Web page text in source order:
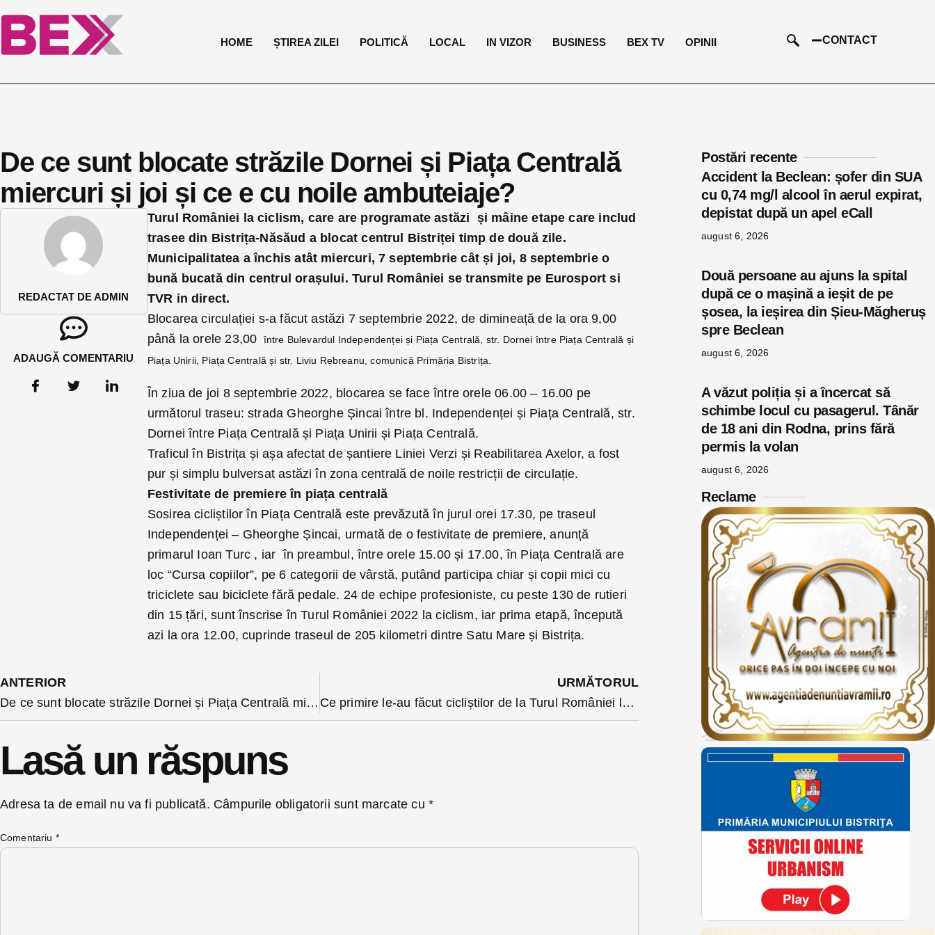
HOME ȘTIREA ZILEI POLITICĂ LOCAL IN VIZOR BUSINESS BEX TV OPINII CONTACT
De ce sunt blocate străzile Dornei și Piața Centrală
miercuri și joi și ce e cu noile ambuteiaje?
REDACTAT DE ADMIN
ADAUGĂ COMENTARIU
Turul României la ciclism, care are programate astăzi și mâine etape care includ
trasee din Bistrița-Năsăud a blocat centrul Bistriței timp de două zile.
Municipalitatea a închis atât miercuri, 7 septembrie cât și joi, 8 septembrie o
bună bucată din centrul orașului. Turul României se transmite pe Eurosport si
TVR in direct.
Blocarea circulației s-a făcut astăzi 7 septembrie 2022, de dimineață de la ora 9,00
până la orele 23,00
între Bulevardul Independenței și Piața Centrală, str. Dornei între Piața Centrală și
Piața Unirii, Piața Centrală și str. Liviu Rebreanu, comunică Primăria Bistrița.
În ziua de joi 8 septembrie 2022, blocarea se face între orele 06.00 – 16.00 pe
următorul traseu: strada Gheorghe Șincai între bl. Independenței și Piața Centrală, str.
Dornei între Piața Centrală și Piața Unirii și Piața Centrală.
Traficul în Bistrița și așa afectat de șantiere Liniei Verzi și Reabilitarea Axelor, a fost
pur și simplu bulversat astăzi în zona centrală de noile restricții de circulație.
Festivitate de premiere în piața centrală
Sosirea cicliștilor în Piața Centrală este prevăzută în jurul orei 17.30, pe traseul
Independenței – Gheorghe Șincai, urmată de o festivitate de premiere, anunță
primarul Ioan Turc , iar în preambul, între orele 15.00 și 17.00, în Piața Centrală are
loc “Cursa copiilor”, pe 6 categorii de vârstă, putând participa chiar și copii mici cu
triciclete sau biciclete fără pedale. 24 de echipe profesioniste, cu peste 130 de rutieri
din 15 țări, sunt înscrise în Turul României 2022 la ciclism, iar prima etapă, începută
azi la ora 12.00, cuprinde traseul de 205 kilometri dintre Satu Mare și Bistrița.
ANTERIOR
De ce sunt blocate străzile Dornei și Piața Centrală miercuri și joi și ce e cu noile ambuteiaje?
URMĂTORUL
Ce primire le-au făcut cicliștilor de la Turul României locuitorii din Beclean
Lasă un răspuns
Adresa ta de email nu va fi publicată. Câmpurile obligatorii sunt marcate cu *
Comentariu *
Postări recente
Accident la Beclean: șofer din SUA
cu 0,74 mg/l alcool în aerul expirat,
depistat după un apel eCall
august 6, 2026
Două persoane au ajuns la spital
după ce o mașină a ieșit de pe
șosea, la ieșirea din Șieu-Măgheruș
spre Beclean
august 6, 2026
A văzut poliția și a încercat să
schimbe locul cu pasagerul. Tânăr
de 18 ani din Rodna, prins fără
permis la volan
august 6, 2026
Reclame